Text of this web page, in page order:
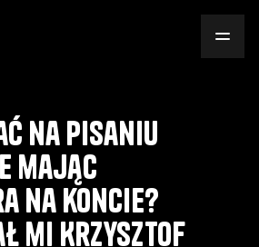
na pisaniu
mając
na koncie?
mi Krzysztof